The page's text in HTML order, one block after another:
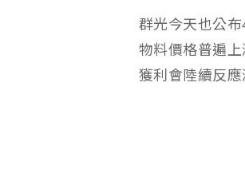
群光今天也公
物料價格普遍
獲利會陸續反應